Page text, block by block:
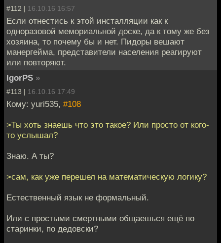
#112 | 16.10.16 16:57
Если отнестись к этой инсталляции как к
одноразовой мемориальной доске, да к тому же без
хозяина, то почему бы и нет. Пидоры вешают
манергейма, представители населения реагируют
или повторяют.
IgorPS »
#113 | 16.10.16 17:49
Кому: yuri535, #108
>Ты хоть знаешь что это такое? Или просто от кого-
то услышал?
Знаю. А ты?
>сам, как уже перешел на математическую логику?
Естественный язык не формальный.
Или с простыми смертными общаешься ещё по
старинки, по дедовски?